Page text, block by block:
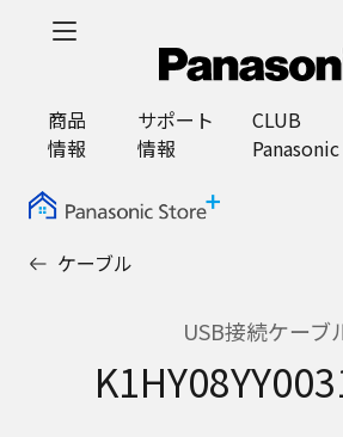
商品
情報
サポート
情報
CLUB
Panasonic
ケーブル
USB接続ケーブ